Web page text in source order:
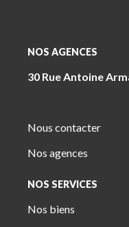
NOS AGENCES
30 Rue Antoine
Nous contacter
Nos agences
NOS SERVICES
Nos biens